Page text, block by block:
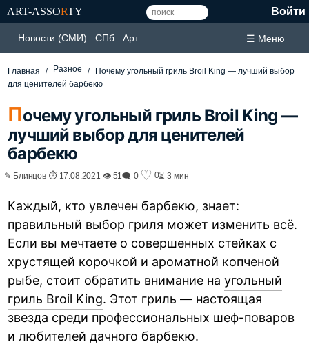
ART-ASSORTY Войти
Новости (СМИ) СПб Арт ☰ Меню
Главная Разное
Почему угольный гриль Broil King — лучший выбор
для ценителей барбекю
Почему угольный гриль Broil King —
лучший выбор для ценителей
барбекю
✎ Блинцов ⏱ 17.08.2021 👁 51🗨 0 ♡ 0⏳ 3 мин
Каждый, кто увлечен барбекю, знает:
правильный выбор гриля может изменить всё.
Если вы мечтаете о совершенных стейках с
хрустящей корочкой и ароматной копченой
рыбе, стоит обратить внимание наугольный
гриль Broil King. Этот гриль — настоящая
звезда среди профессиональных шеф-поваров
и любителей дачного барбекю.